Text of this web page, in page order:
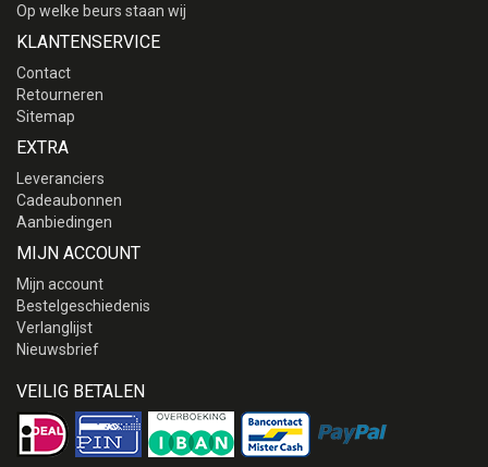
Op welke beurs staan wij
KLANTENSERVICE
Contact
Retourneren
Sitemap
EXTRA
Leveranciers
Cadeaubonnen
Aanbiedingen
MIJN ACCOUNT
Mijn account
Bestelgeschiedenis
Verlanglijst
Nieuwsbrief
VEILIG BETALEN